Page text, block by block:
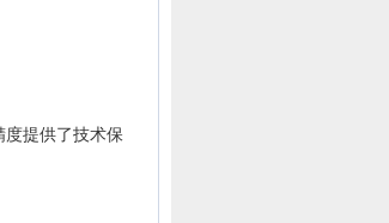
提供了技术保